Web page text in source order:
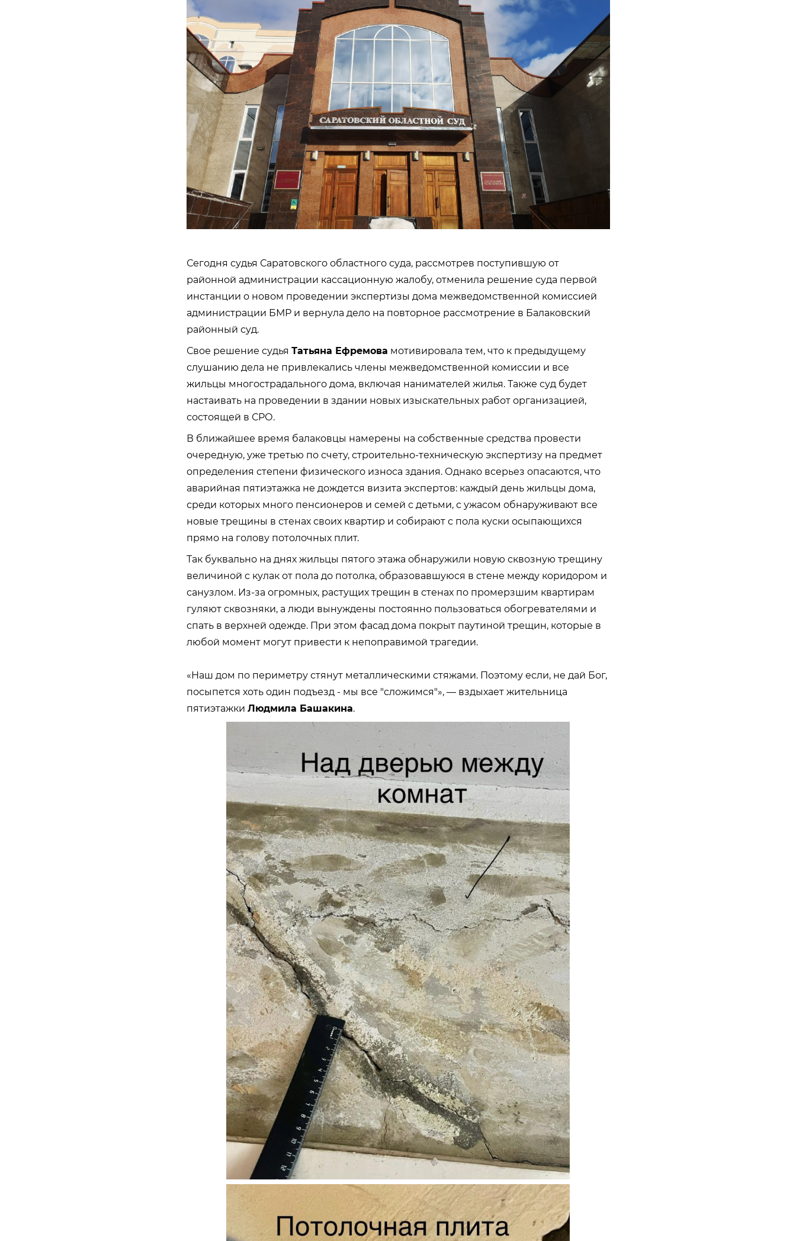
Сегодня судья Саратовского областного суда, рассмотрев поступившую от
районной администрации кассационную жалобу, отменила решение суда первой
инстанции о новом проведении экспертизы дома межведомственной комиссией
администрации БМР и вернула дело на повторное рассмотрение в Балаковский
районный суд.
Свое решение судья Татьяна Ефремова мотивировала тем, что к предыдущему
слушанию дела не привлекались члены межведомственной комиссии и все
жильцы многострадального дома, включая нанимателей жилья. Также суд будет
настаивать на проведении в здании новых изыскательных работ организацией,
состоящей в СРО.
В ближайшее время балаковцы намерены на собственные средства провести
очередную, уже третью по счету, строительно-техническую экспертизу на предмет
определения степени физического износа здания. Однако всерьез опасаются, что
аварийная пятиэтажка не дождется визита экспертов: каждый день жильцы дома,
среди которых много пенсионеров и семей с детьми, с ужасом обнаруживают все
новые трещины в стенах своих квартир и собирают с пола куски осыпающихся
прямо на голову потолочных плит.
Так буквально на днях жильцы пятого этажа обнаружили новую сквозную трещину
величиной с кулак от пола до потолка, образовавшуюся в стене между коридором и
санузлом. Из-за огромных, растущих трещин в стенах по промерзшим квартирам
гуляют сквозняки, а люди вынуждены постоянно пользоваться обогревателями и
спать в верхней одежде. При этом фасад дома покрыт паутиной трещин, которые в
любой момент могут привести к непоправимой трагедии.
«Наш дом по периметру стянут металлическими стяжами. Поэтому если, не дай Бог,
посыпется хоть один подъезд - мы все "сложимся"», — вздыхает жительница
пятиэтажки Людмила Башакина.